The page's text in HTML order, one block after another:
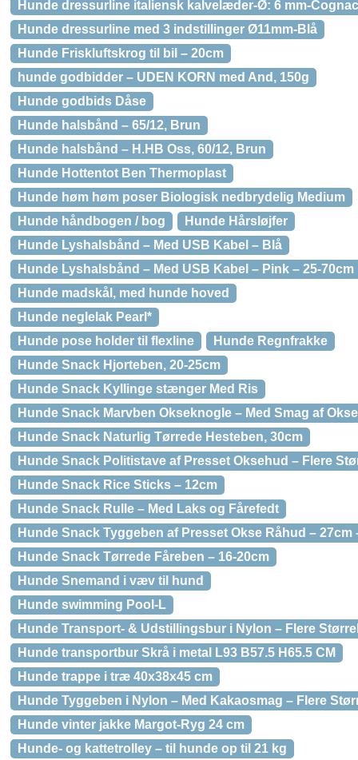
Hunde dressurline italiensk kalvelæder-Ø: 6 mm-Cognac
Hunde dressurline med 3 indstillinger Ø11mm-Blå
Hunde Friskluftskrog til bil – 20cm
hunde godbidder – UDEN KORN med And, 150g
Hunde godbids Dåse
Hunde halsbånd – 65/12, Brun
Hunde halsbånd – H.HB Oss, 60/12, Brun
Hunde Hottentot Ben Thermoplast
Hunde høm høm poser Biologisk nedbrydelig Medium
Hunde håndbogen / bog
Hunde Hårsløjfer
Hunde Lyshalsbånd – Med USB Kabel – Blå
Hunde Lyshalsbånd – Med USB Kabel – Pink – 25-70cm
Hunde madskål, med hunde hoved
Hunde neglelak Pearl*
Hunde pose holder til flexline
Hunde Regnfrakke
Hunde Snack Hjorteben, 20-25cm
Hunde Snack Kyllinge stænger Med Ris
Hunde Snack Marvben Okseknogle – Med Smag af
Hunde Snack Naturlig Tørrede Hesteben, 30cm
Hunde Snack Politistave af Presset Oksehud – Flere
Hunde Snack Rice Sticks – 12cm
Hunde Snack Rulle – Med Laks og Fårefedt
Hunde Snack Tyggeben af Presset Okse Råhud – 27cm
Hunde Snack Tørrede Fåreben – 16-20cm
Hunde Snemand i væv til hund
Hunde swimming Pool-L
Hunde Transport- & Udstillingsbur i Nylon – Flere
Hunde transportbur Skrå i metal L93 B57.5 H65.5 CM
Hunde trappe i træ 40x38x45 cm
Hunde Tyggeben i Nylon – Med Kakaosmag – Flere
Hunde vinter jakke Margot-Ryg 24 cm
Hunde- og kattetrolley – til hunde op til 21 kg